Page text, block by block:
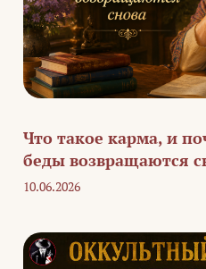
Что такое карма, и
беды возвращаются
10.06.2026